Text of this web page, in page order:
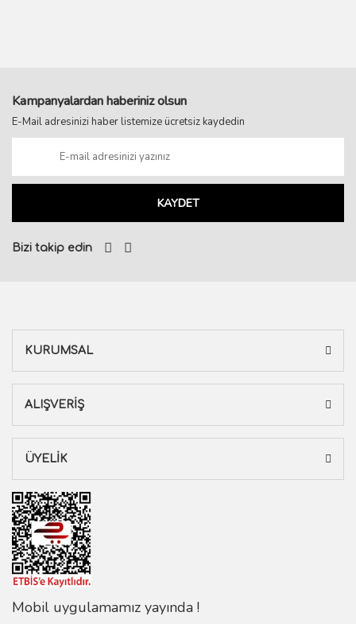
Kampanyalardan haberiniz olsun
E-Mail adresinizi haber listemize ücretsiz kaydedin
KAYDET
Bizi takip edin
KURUMSAL
ALIŞVERİŞ
ÜYELİK
Mobil uygulamamız yayında !